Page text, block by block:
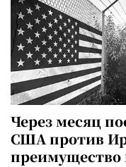
Через месяц
США против
преимущество